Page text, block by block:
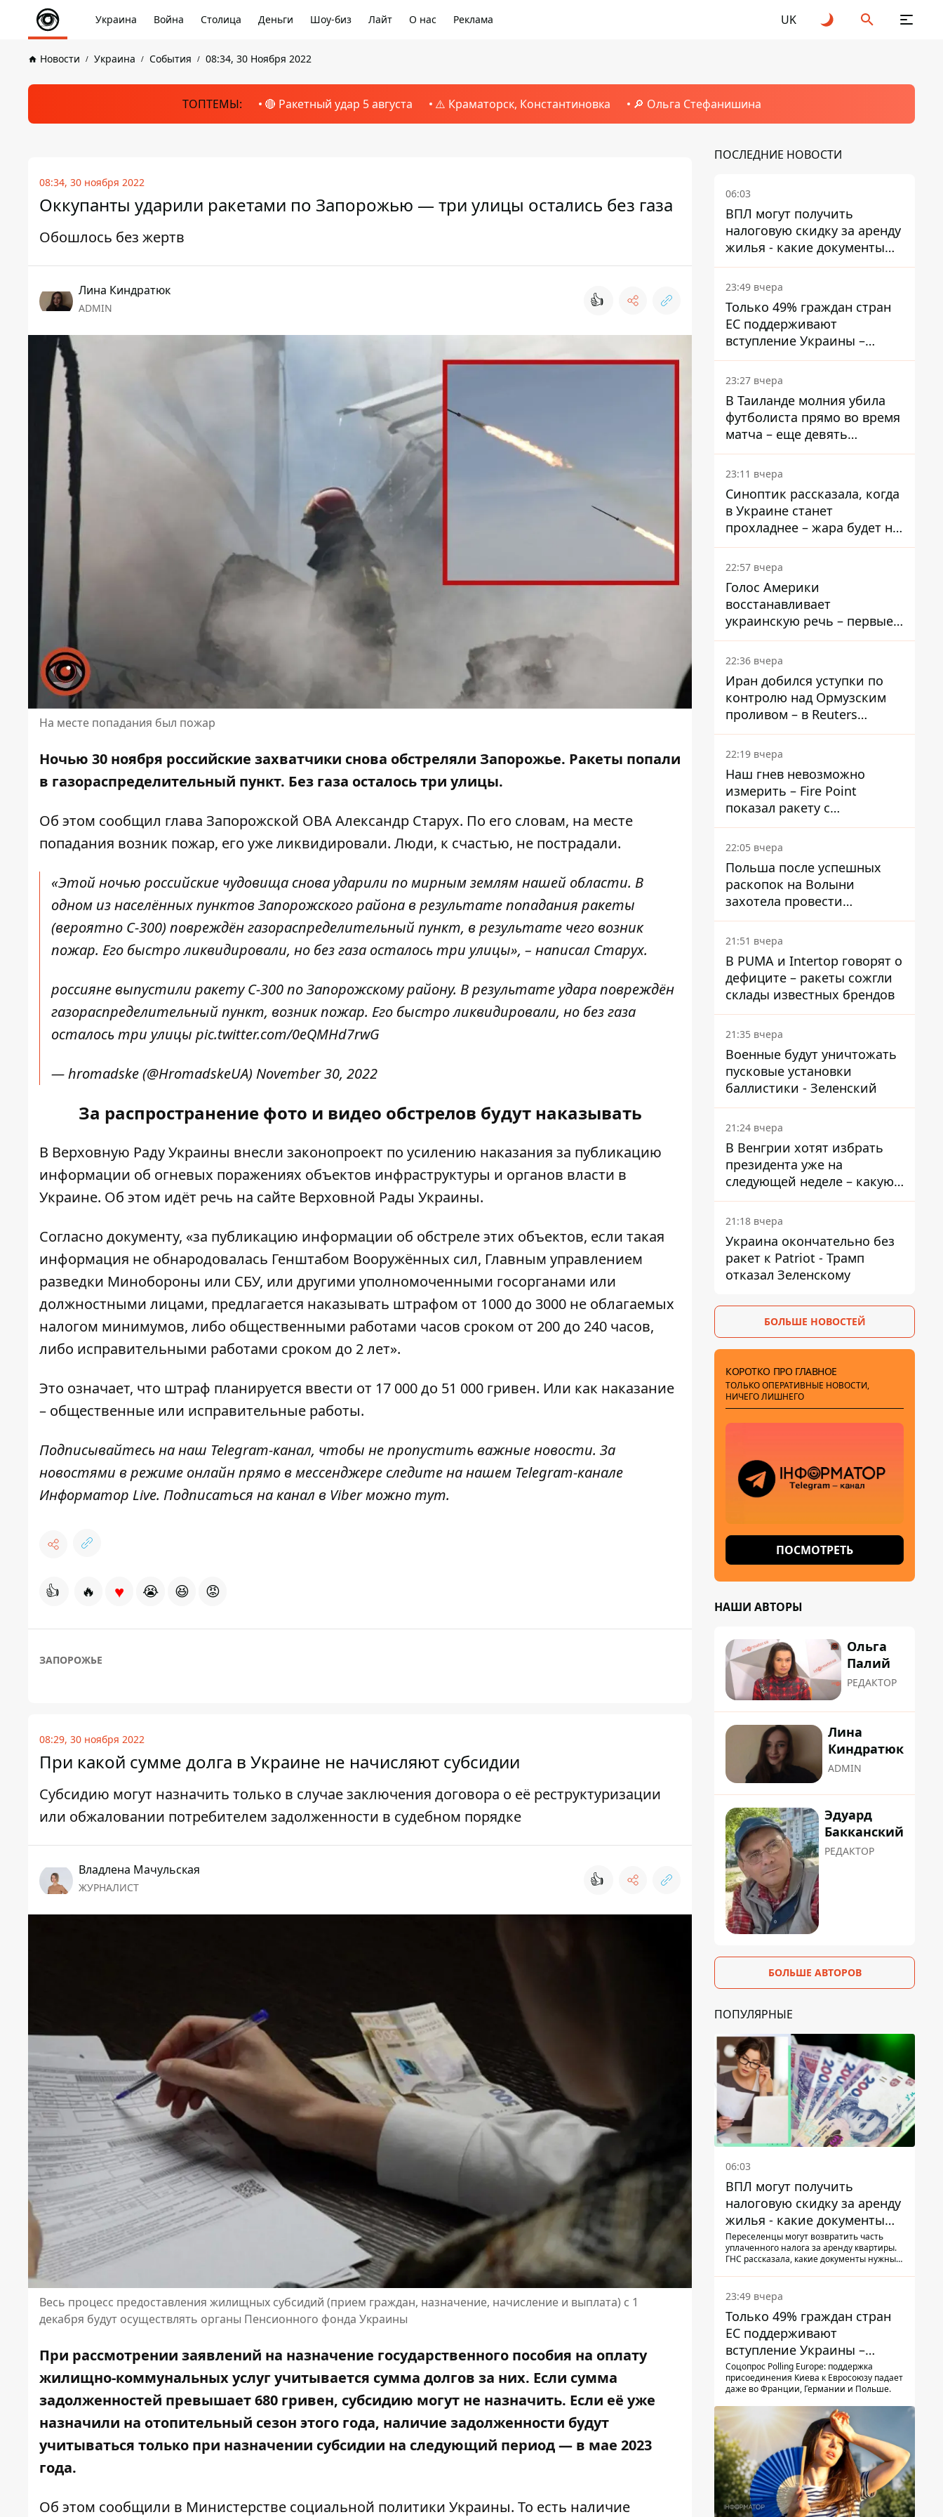
Украина Война Столица Деньги Шоу-биз Лайт О нас Реклама UK
Новости Украина События 08:34, 30 Ноября 2022
ТОПТЕМЫ: 🔴 Ракетный удар 5 августа ⚠️ Краматорск, Константиновка 🔎 Ольга Стефанишина
08:34, 30 ноября 2022
Оккупанты ударили ракетами по Запорожью — три улицы остались без газа
Обошлось без жертв
Лина Киндратюк
ADMIN 👍
На месте попадания был пожар
Ночью 30 ноября российские захватчики снова обстреляли Запорожье. Ракеты попали
в газораспределительный пункт. Без газа осталось три улицы.
Об этом сообщил глава Запорожской ОВА Александр Старух. По его словам, на месте
попадания возник пожар, его уже ликвидировали. Люди, к счастью, не пострадали.
«Этой ночью российские чудовища снова ударили по мирным землям нашей области. В
одном из населённых пунктов Запорожского района в результате попадания ракеты
(вероятно С-300) повреждён газораспределительный пункт, в результате чего возник
пожар. Его быстро ликвидировали, но без газа осталось три улицы», – написал Старух.
россияне выпустили ракету С-300 по Запорожскому району. В результате удара повреждён
газораспределительный пункт, возник пожар. Его быстро ликвидировали, но без газа
осталось три улицы pic.twitter.com/0eQMHd7rwG
— hromadske (@HromadskeUA) November 30, 2022
За распространение фото и видео обстрелов будут наказывать
В Верховную Раду Украины внесли законопроект по усилению наказания за публикацию
информации об огневых поражениях объектов инфраструктуры и органов власти в
Украине. Об этом идёт речь на сайте Верховной Рады Украины.
Согласно документу, «за публикацию информации об обстрелеэтих объектов, если такая
информация не обнародовалась Генштабом Вооружённых сил, Главным управлением
разведки Минобороны или СБУ, или другими уполномоченными госорганами или
должностными лицами, предлагается наказывать штрафом от 1000 до 3000 не облагаемых
налогом минимумов, либо общественными работами часов сроком от 200 до 240 часов,
либо исправительными работами сроком до 2 лет».
Это означает, что штраф планируется ввести от 17 000 до 51 000 гривен. Или как наказание
– общественные или исправительные работы.
Подписывайтесь на наш Telegram-канал, чтобы не пропустить важные новости. За
новостями в режиме онлайн прямо в мессенджере следите на нашем Telegram-канале
Информатор Live. Подписаться на канал в Viber можнотут.
👍 🔥 ♥ 😭 😆 😡
ЗАПОРОЖЬЕ
08:29, 30 ноября 2022
При какой сумме долга в Украине не начисляют субсидии
Субсидию могут назначить только в случае заключения договора о её реструктуризации
или обжаловании потребителем задолженности в судебном порядке
Владлена Мачульская
ЖУРНАЛИСТ 👍
Весь процесс предоставления жилищных субсидий (прием граждан, назначение, начисление и выплата) с 1
декабря будут осуществлять органы Пенсионного фонда Украины
При рассмотрении заявлений на назначение государственного пособия на оплату
жилищно-коммунальных услуг учитывается сумма долгов за них. Если сумма
задолженностей превышает 680 гривен, субсидию могут не назначить. Если её уже
назначили на отопительный сезон этого года, наличие задолженности будут
учитываться только при назначении субсидии на следующий период — в мае 2023
года.
Об этом сообщили в Министерстве социальной политики Украины. То есть наличие
ПОСЛЕДНИЕ НОВОСТИ
06:03
ВПЛ могут получить
налоговую скидку за аренду
жилья - какие документы
подать
23:49 вчера
Только 49% граждан стран
ЕС поддерживают
вступление Украины –
результаты опроса
23:27 вчера
В Таиланде молния убила
футболиста прямо во время
матча – еще девять
пострадали
23:11 вчера
Синоптик рассказала, когда
в Украине станет
прохладнее – жара будет не
долго
22:57 вчера
Голос Америки
восстанавливает
украинскую речь – первые
эфиры ожидаются на
следующей неделе
22:36 вчера
Иран добился уступки по
контролю над Ормузским
проливом – в Reuters
раскрыли детали
22:19 вчера
Наш гнев невозможно
измерить – Fire Point
показал ракету с
загадочной отметкой 723
22:05 вчера
Польша после успешных
раскопок на Волыни
захотела провести
эксгумацию в новых местах
21:51 вчера
В PUMA и Intertop говорят о
дефиците – ракеты сожгли
склады известных брендов
21:35 вчера
Военные будут уничтожать
пусковые установки
баллистики - Зеленский
21:24 вчера
В Венгрии хотят избрать
президента уже на
следующей неделе – какую
дату предлагают
21:18 вчера
Украина окончательно без
ракет к Patriot - Трамп
отказал Зеленскому
БОЛЬШЕ НОВОСТЕЙ
КОРОТКО ПРО ГЛАВНОЕ
ТОЛЬКО ОПЕРАТИВНЫЕ НОВОСТИ,
НИЧЕГО ЛИШНЕГО
ПОСМОТРЕТЬ
НАШИ АВТОРЫ
Ольга
Палий
РЕДАКТОР
Лина
Киндратюк
ADMIN
Эдуард
Бакканский
РЕДАКТОР
БОЛЬШЕ АВТОРОВ
ПОПУЛЯРНЫЕ
06:03
ВПЛ могут получить
налоговую скидку за аренду
жилья - какие документы
подать
Переселенцы могут возвратить часть
уплаченного налога за аренду квартиры.
ГНС рассказала, какие документы нужны
23:49 вчера
Только 49% граждан стран
ЕС поддерживают
вступление Украины –
результаты опроса
Соцопрос Polling Europe: поддержка
присоединения Киева к Евросоюзу падает
даже во Франции, Германии и Польше.